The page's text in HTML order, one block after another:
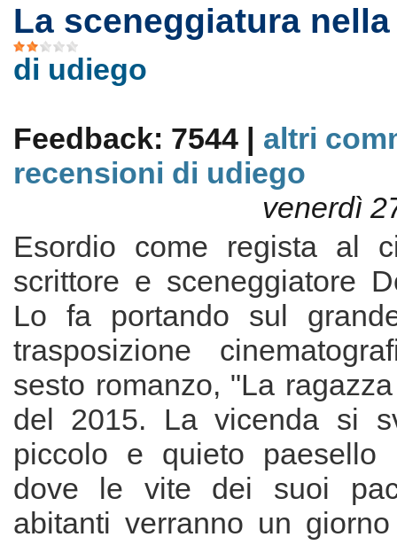
La sceneggiatura
di udiego
Feedback: 7544 | altri
recensioni di udiego
venerdì
Esordio come regista al
scrittore e sceneggiatore
Lo fa portando sul
trasposizione
sesto romanzo, "La
del 2015. La vicenda si
piccolo e quieto paesello
dove le vite dei suoi
abitanti verranno un